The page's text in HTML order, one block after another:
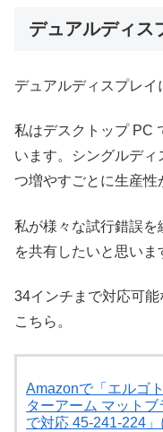
デュアルディス
デュアルディスプレイ
私はデスクトップ PC
います。シングルデ
つ増やすごとに生産性
私が様々な試行錯誤
を共有したいと思いま
34インチまで対応可
こちら。
Amazonで「エルゴ
ターアーム マット
で対応 45-241-224